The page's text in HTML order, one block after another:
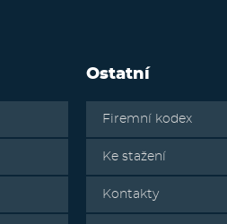
Ostatní
Firemní kodex
Ke stažení
Kontakty